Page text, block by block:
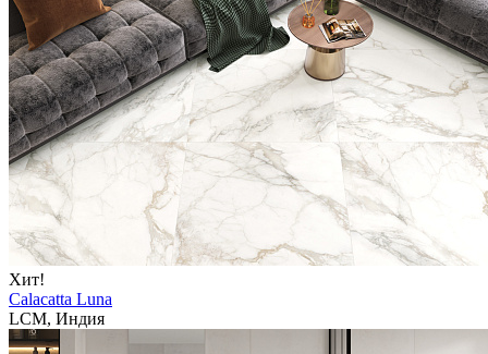
Хит!
Calacatta Luna
LCM, Индия